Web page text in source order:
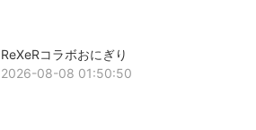
ReXeRコラボおにぎり
2026-08-08 01:50:50